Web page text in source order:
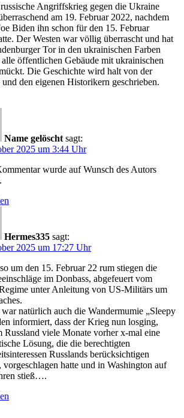
Angriffskrieg gegen die Ukraine
am 19. Februar 2022, nachdem
Biden ihn schon für den 15. Februar
Der Westen war völlig überrascht und hat
Tor in den ukrainischen Farben
öffentlichen Gebäude mit ukrainischen
Die Geschichte wird halt von der
und den eigenen Historikern geschrieben.
Name gelöscht sagt:
2025 um 3:44 Uhr
wurde auf Wunsch des Autors
Hermes335 sagt:
2025 um 17:27 Uhr
um den 15. Februar 22 rum stiegen die
im Donbass, abgefeuert vom
unter Anleitung von US-Militärs um
natürlich auch die Wandermumie „Sleepy
informiert, dass der Krieg nun losging,
Russland viele Monate vorher x-mal eine
Lösung, die die berechtigten
Russlands berücksichtigen
vorgeschlagen hatte und in Washington auf
stieß….